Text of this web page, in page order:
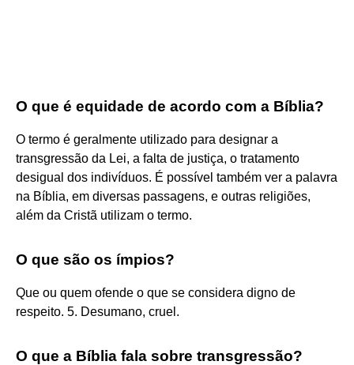
O que é equidade de acordo com a Bíblia?
O termo é geralmente utilizado para designar a
transgressão da Lei, a falta de justiça, o tratamento
desigual dos indivíduos. É possível também ver a palavra
na Bíblia, em diversas passagens, e outras religiões,
além da Cristã utilizam o termo.
O que são os ímpios?
Que ou quem ofende o que se considera digno de
respeito. 5. Desumano, cruel.
O que a Bíblia fala sobre transgressão?